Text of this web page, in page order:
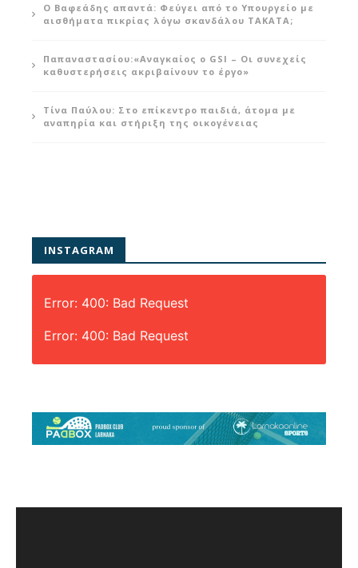
Ο Βαφεάδης απαντά: Φεύγει από το Υπουργείο με
αισθήματα πικρίας λόγω σκανδάλου ΤΑΚΑΤΑ;
Παπαναστασίου:«Αναγκαίος ο GSI – Οι συνεχείς
καθυστερήσεις ακριβαίνουν το έργο»
Τίνα Παύλου: Στο επίκεντρο παιδιά, άτομα με
αναπηρία και στήριξη της οικογένειας
INSTAGRAM
Error: 400: Bad Request
Error: 400: Bad Request